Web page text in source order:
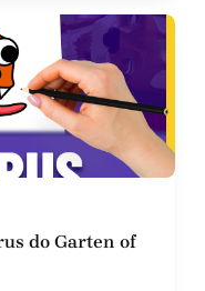
do Garten of